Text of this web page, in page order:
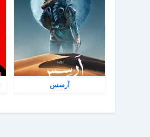
آرسس